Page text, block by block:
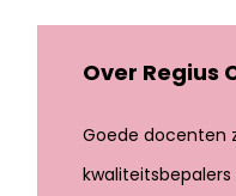
Over Regius
Goede docenten